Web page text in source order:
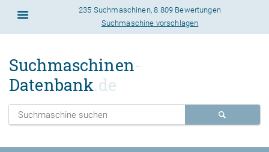
235 Suchmaschinen,8.809 Bewertungen
Suchmaschine vorschlagen
Suchmaschinen-
Datenbank.de